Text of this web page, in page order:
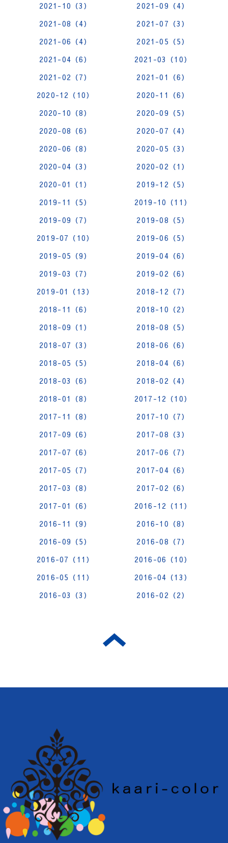
2021-10（3）
2021-09（4）
2021-08（4）
2021-07（3）
2021-06（4）
2021-05（5）
2021-04（6）
2021-03（10）
2021-02（7）
2021-01（6）
2020-12（10）
2020-11（6）
2020-10（8）
2020-09（5）
2020-08（6）
2020-07（4）
2020-06（8）
2020-05（3）
2020-04（3）
2020-02（1）
2020-01（1）
2019-12（5）
2019-11（5）
2019-10（11）
2019-09（7）
2019-08（5）
2019-07（10）
2019-06（5）
2019-05（9）
2019-04（6）
2019-03（7）
2019-02（6）
2019-01（13）
2018-12（7）
2018-11（6）
2018-10（2）
2018-09（1）
2018-08（5）
2018-07（3）
2018-06（6）
2018-05（5）
2018-04（6）
2018-03（6）
2018-02（4）
2018-01（8）
2017-12（10）
2017-11（8）
2017-10（7）
2017-09（6）
2017-08（3）
2017-07（6）
2017-06（7）
2017-05（7）
2017-04（6）
2017-03（8）
2017-02（6）
2017-01（6）
2016-12（11）
2016-11（9）
2016-10（8）
2016-09（5）
2016-08（7）
2016-07（11）
2016-06（10）
2016-05（11）
2016-04（13）
2016-03（3）
2016-02（2）